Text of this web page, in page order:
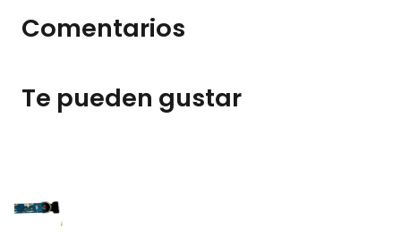
Comentarios
Te pueden gustar